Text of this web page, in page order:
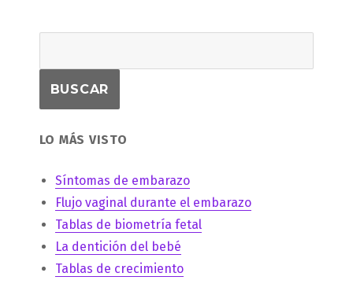
LO MÁS VISTO
Síntomas de embarazo
Flujo vaginal durante el embarazo
Tablas de biometría fetal
La dentición del bebé
Tablas de crecimiento